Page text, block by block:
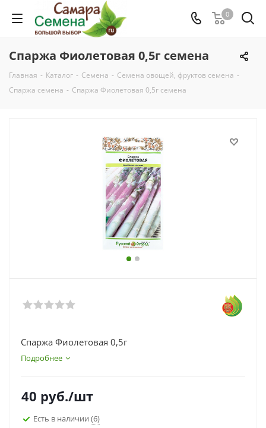
0
Спаржа Фиолетовая 0,5г семена
Главная - Каталог - Семена - Семена овощей, фруктов семена -
Спаржа семена - Спаржа Фиолетовая 0,5г семена
Спаржа Фиолетовая 0,5г
Подробнее
40 руб./шт
Есть в наличии (6)